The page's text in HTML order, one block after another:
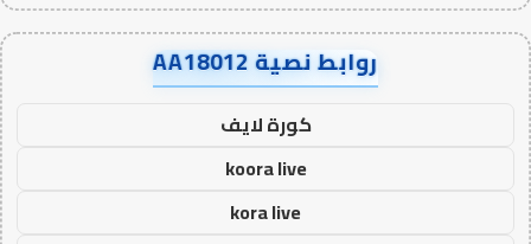
روابط نصية AA18012
كورة لايف
koora live
kora live